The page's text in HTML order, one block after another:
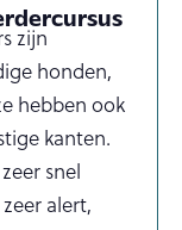
zijn
honden,
hebben ook
kanten.
snel
alert,